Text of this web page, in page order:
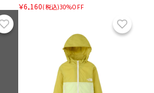
￥6,160(税込)30%OFF
お気に入り